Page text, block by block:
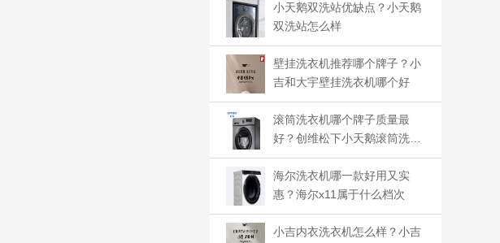
小天鹅双洗站优缺点？小天鹅
双洗站怎么样
壁挂洗衣机推荐哪个牌子？小
吉和大宇壁挂洗衣机哪个好
滚筒洗衣机哪个牌子质量最
好？创维松下小天鹅滚筒洗衣
机哪个好
海尔洗衣机哪一款好用又实
惠？海尔x11属于什么档次
小吉内衣洗衣机怎么样？小吉